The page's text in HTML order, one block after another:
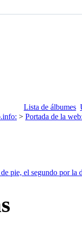
Lista de álbumes
> Portada de la